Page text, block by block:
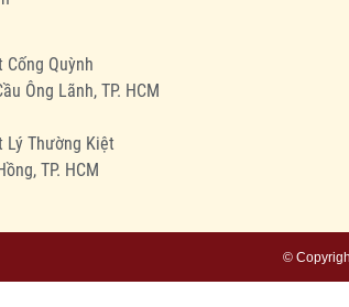
Quỳnh
Ông Lãnh, TP. HCM
Lý Thường Kiệt
TP. HCM
©